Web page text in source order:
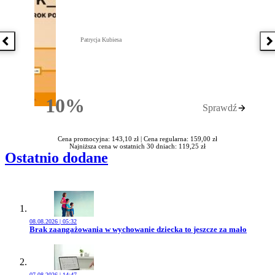
Poprzednia książka
10%Rabatu
Patrycja Kubiesa
Sprawdź
Cena promocyjna: 143,10 zł | Cena regularna: 159,00 zł
Najniższa cena w ostatnich 30 dniach: 119,25 zł
Ostatnio dodane
08.08.2026 | 05:32
Przejdź do artykułu:
Brak zaangażowania w wychowanie dziecka to jeszcze za mało